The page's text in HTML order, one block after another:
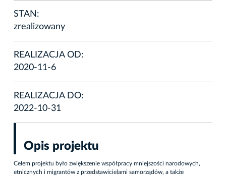
STAN:
zrealizowany
REALIZACJA OD:
2020-11-6
REALIZACJA DO:
2022-10-31
Opis projektu
Celem projektu było zwiększenie współpracy mniejszości narodowych,
etnicznych i migrantów z przedstawicielami samorządów, a także